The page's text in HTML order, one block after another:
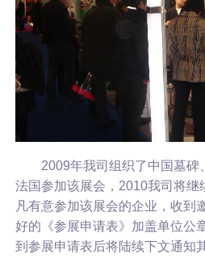
2009年我司组织了中国墓碑
法国参加该展会，2010我司将继
凡有意参加该展会的企业，收到
好的《参展申请表》加盖单位公
到参展申请表后将陆续下文通知